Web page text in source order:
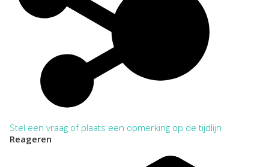
Regionaal Archief Zuid-Utrecht, Wijk bij Duurstede. Toegang
315 G. van Woudenberg, boer/imker te Leersum 1939-1975
Categorie:
Families en Personen
Huizen
Stel een vraag of plaats een opmerking op de tijdlijn
Reageren